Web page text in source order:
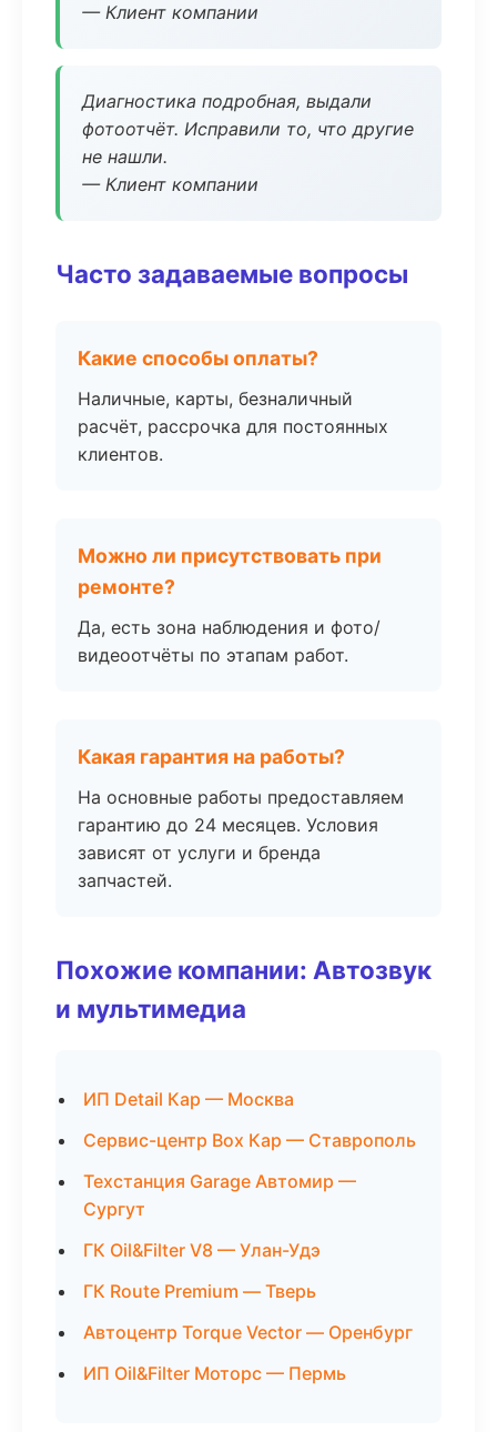
— Клиент компании
Диагностика подробная, выдали
фотоотчёт. Исправили то, что другие
не нашли.
— Клиент компании
Часто задаваемые вопросы
Какие способы оплаты?
Наличные, карты, безналичный
расчёт, рассрочка для постоянных
клиентов.
Можно ли присутствовать при
ремонте?
Да, есть зона наблюдения и фото/
видеоотчёты по этапам работ.
Какая гарантия на работы?
На основные работы предоставляем
гарантию до 24 месяцев. Условия
зависят от услуги и бренда
запчастей.
Похожие компании: Автозвук
и мультимедиа
ИП Detail Кар — Москва
Сервис-центр Box Кар — Ставрополь
Техстанция Garage Автомир —
Сургут
ГК Oil&Filter V8 — Улан-Удэ
ГК Route Premium — Тверь
Автоцентр Torque Vector — Оренбург
ИП Oil&Filter Моторс — Пермь